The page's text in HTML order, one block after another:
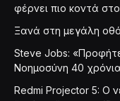
φέρνει πιο κοντά
Ξανά στη μεγάλη
Steve Jobs:
Νοημοσύνη 40
Redmi Projector 5: Ο